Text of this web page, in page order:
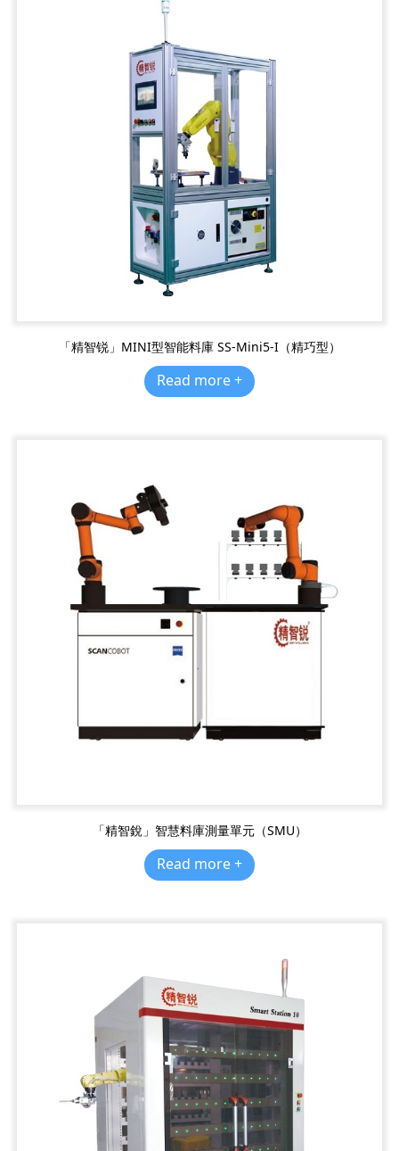
「精智锐」MINI型智能料庫 SS-Mini5-I（精巧型）
Read more +
「精智銳」智慧料庫測量單元（SMU）
Read more +